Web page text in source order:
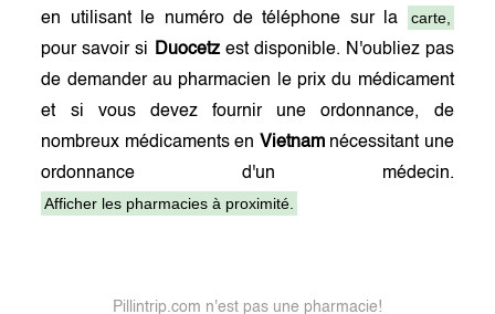
en utilisant le numéro de téléphone sur la
carte,
pour savoir si
Duocetzest disponible. N'oubliez pas
de demander au pharmacien le prix du médicament
et si vous devez fournir une ordonnance, de
nombreux médicaments en Vietnamnécessitant une
ordonnance d'un médecin.
Afficher les pharmacies à proximité.
Pillintrip.com n'est pas une pharmacie!